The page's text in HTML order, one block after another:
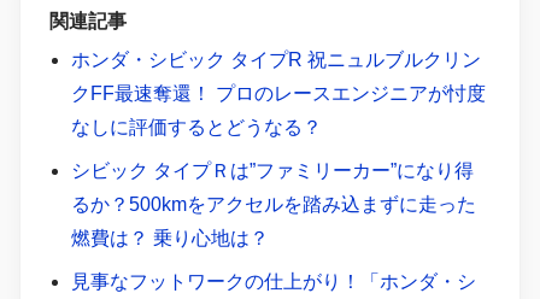
関連記事
ホンダ・シビック タイプR 祝ニュルブルクリン
クFF最速奪還！ プロのレースエンジニアが忖度
なしに評価するとどうなる？
シビック タイプＲは”ファミリーカー”になり得
るか？500kmをアクセルを踏み込まずに走った
燃費は？ 乗り心地は？
見事なフットワークの仕上がり！「ホンダ・シ